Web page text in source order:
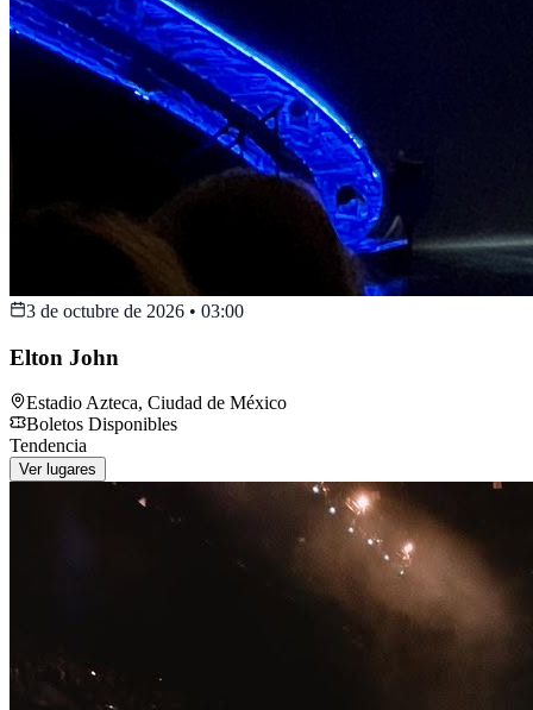
3 de octubre de 2026 • 03:00
Elton John
Estadio Azteca, Ciudad de México
Boletos Disponibles
Tendencia
Ver lugares